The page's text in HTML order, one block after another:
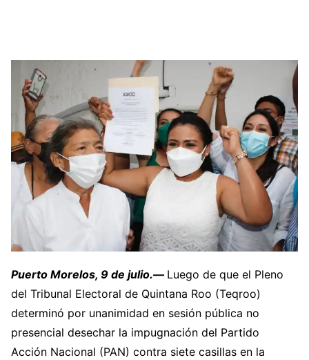
Puerto Morelos, 9 de julio.— Luego de que el Pleno
del Tribunal Electoral de Quintana Roo (Teqroo)
determinó por unanimidad en sesión pública no
presencial desechar la impugnación del Partido
Acción Nacional (PAN) contra siete casillas en la